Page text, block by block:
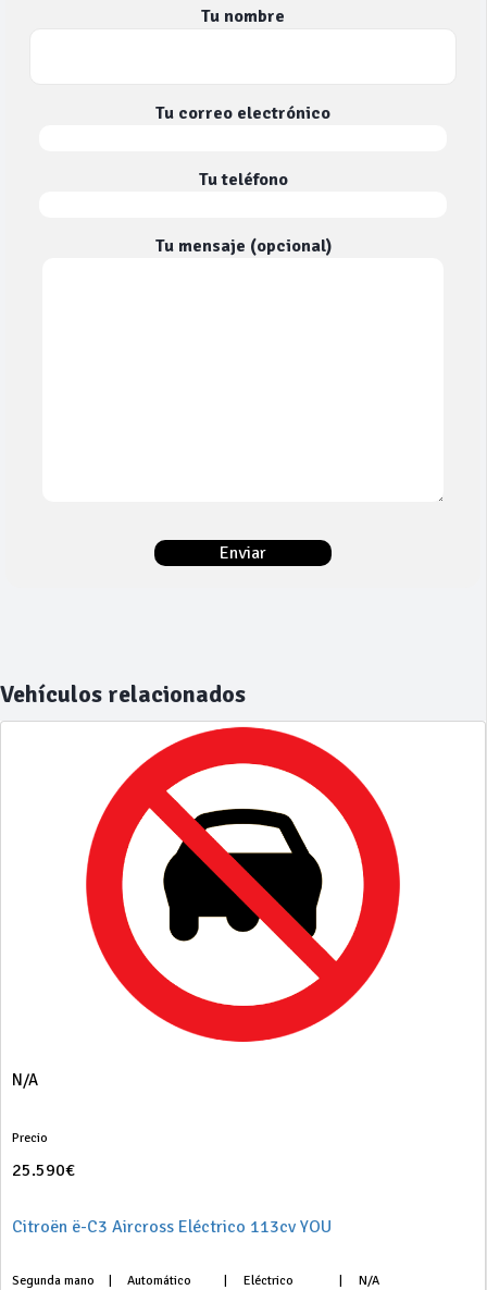
Tu nombre
Tu correo electrónico
Tu teléfono
Tu mensaje (opcional)
Vehículos relacionados
N/A
Precio
25.590€
Citroën ë-C3 Aircross Eléctrico 113cv YOU
Segunda mano Automático Eléctrico N/A